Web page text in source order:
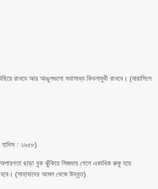
রাখবে আর আঙুলগুলো যথাসাধ্য কিবলামুখী রাখবে। (মারাসিলে
: ২৯৫৮)
ছাড়া বুক ঝুঁকিয়ে সিজদায় গেলে একাধিক রুকু হয়ে
(সাহাবাদের আমল থেকে উদ্ধৃত)